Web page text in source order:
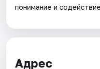
понимание и
Адрес